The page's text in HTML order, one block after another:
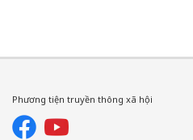
Phương tiện truyền thông xã hội